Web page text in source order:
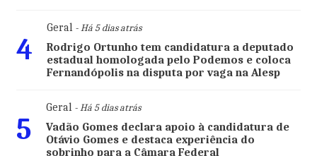
4
Geral- Há 5 dias atrás
Rodrigo Ortunho tem candidatura a deputado
estadual homologada pelo Podemos e coloca
Fernandópolis na disputa por vaga na Alesp
5
Geral- Há 5 dias atrás
Vadão Gomes declara apoio à candidatura de
Otávio Gomes e destaca experiência do
sobrinho para a Câmara Federal